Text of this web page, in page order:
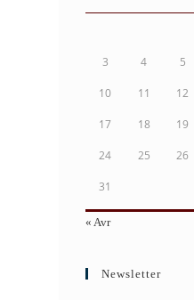
3 4 5
10 11 12
17 18 19
24 25 26
31
« Avr
Newsletter